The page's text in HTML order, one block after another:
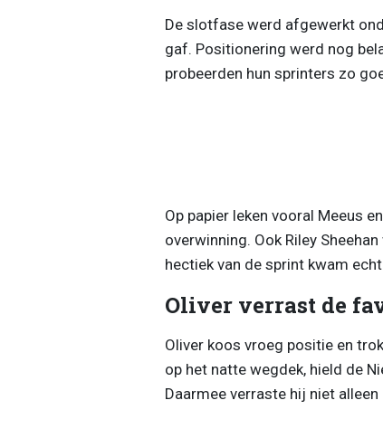
De slotfase werd afgewerkt
gaf. Positionering werd nog
probeerden hun sprinters zo
Op papier leken vooral Meeus en
overwinning. Ook Riley
hectiek van de sprint kwam
Oliver verrast de
Oliver koos vroeg positie en
op het natte wegdek, hield de
Daarmee verraste hij niet